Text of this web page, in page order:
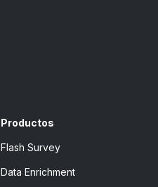
Productos
Flash Survey
Data Enrichment